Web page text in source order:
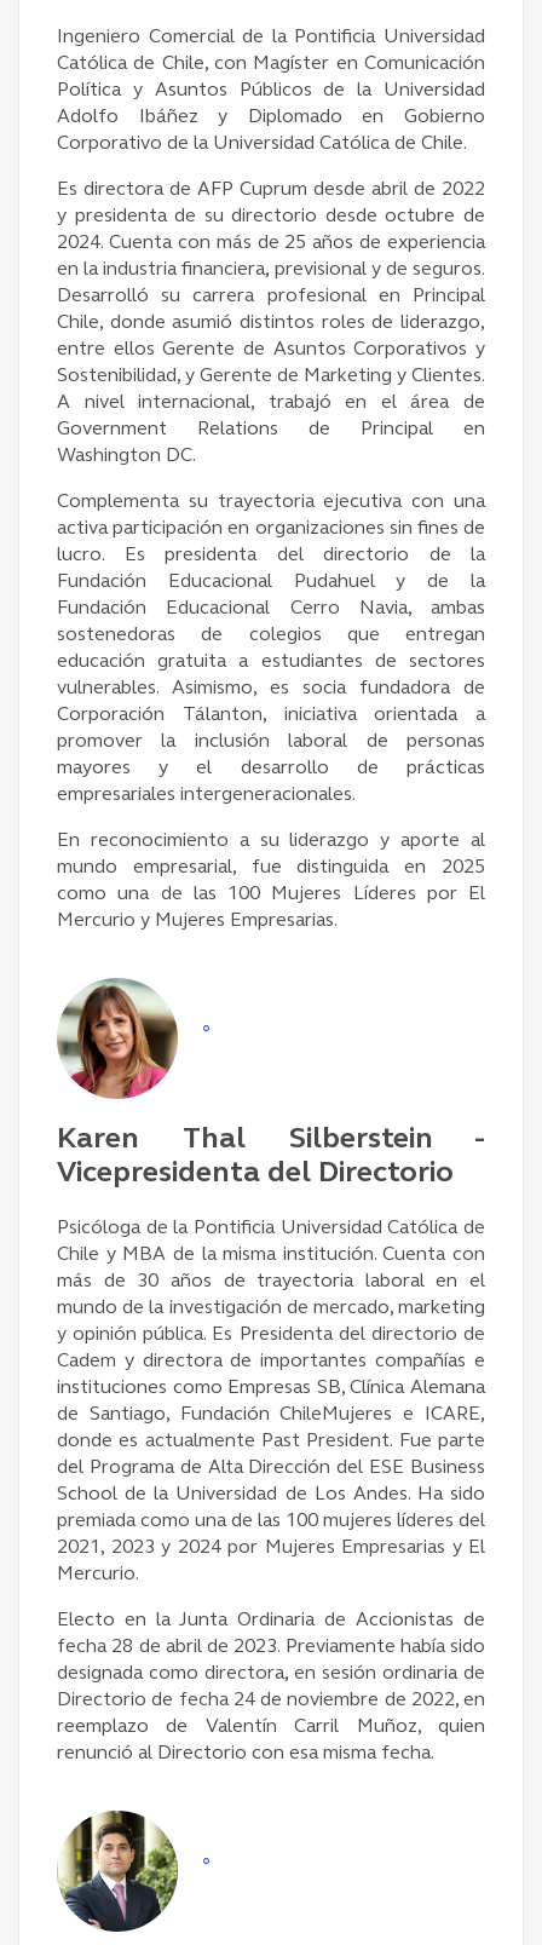
Ingeniero Comercial de la Pontificia Universidad
Católica de Chile, con Magíster en Comunicación
Política y Asuntos Públicos de la Universidad
Adolfo Ibáñez y Diplomado en Gobierno
Corporativo de la Universidad Católica de Chile.
Es directora de AFP Cuprum desde abril de 2022
y presidenta de su directorio desde octubre de
2024. Cuenta con más de 25 años de experiencia
en la industria financiera, previsional y de seguros.
Desarrolló su carrera profesional en Principal
Chile, donde asumió distintos roles de liderazgo,
entre ellos Gerente de Asuntos Corporativos y
Sostenibilidad, y Gerente de Marketing y Clientes.
A nivel internacional, trabajó en el área de
Government Relations de Principal en
Washington DC.
Complementa su trayectoria ejecutiva con una
activa participación en organizaciones sin fines de
lucro. Es presidenta del directorio de la
Fundación Educacional Pudahuel y de la
Fundación Educacional Cerro Navia, ambas
sostenedoras de colegios que entregan
educación gratuita a estudiantes de sectores
vulnerables. Asimismo, es socia fundadora de
Corporación Tálanton, iniciativa orientada a
promover la inclusión laboral de personas
mayores y el desarrollo de prácticas
empresariales intergeneracionales.
En reconocimiento a su liderazgo y aporte al
mundo empresarial, fue distinguida en 2025
como una de las 100 Mujeres Líderes por El
Mercurio y Mujeres Empresarias.
°
Karen Thal Silberstein -
Vicepresidenta del Directorio
Psicóloga de la Pontificia Universidad Católica de
Chile y MBA de la misma institución. Cuenta con
más de 30 años de trayectoria laboral en el
mundo de la investigación de mercado, marketing
y opinión pública. Es Presidenta del directorio de
Cadem y directora de importantes compañías e
instituciones como Empresas SB, Clínica Alemana
de Santiago, Fundación ChileMujeres e ICARE,
donde es actualmente Past President. Fue parte
del Programa de Alta Dirección del ESE Business
School de la Universidad de Los Andes. Ha sido
premiada como una de las 100 mujeres líderes del
2021, 2023 y 2024 por Mujeres Empresarias y El
Mercurio.
Electo en la Junta Ordinaria de Accionistas de
fecha 28 de abril de 2023. Previamente había sido
designada como directora, en sesión ordinaria de
Directorio de fecha 24 de noviembre de 2022, en
reemplazo de Valentín Carril Muñoz, quien
renunció al Directorio con esa misma fecha.
°